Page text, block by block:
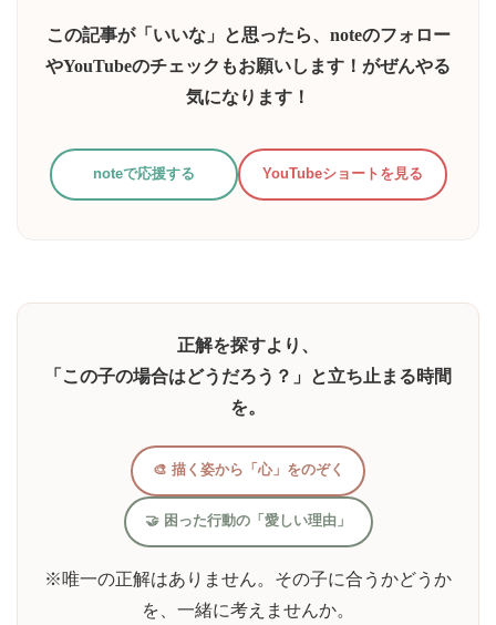
この記事が「いいな」と思ったら、noteのフォロー
やYouTubeのチェックもお願いします！がぜんやる
気になります！
noteで応援する YouTubeショートを見る
正解を探すより、
「この子の場合はどうだろう？」と立ち止まる時間
を。
🎨 描く姿から「心」をのぞく
🤝 困った行動の「愛しい理由」
※唯一の正解はありません。その子に合うかどうか
を、一緒に考えませんか。